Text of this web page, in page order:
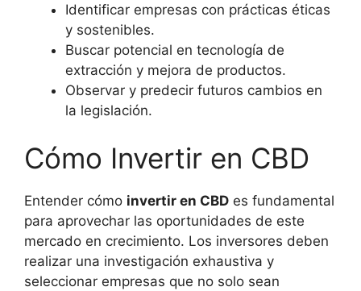
Identificar empresas con prácticas éticas
y sostenibles.
Buscar potencial en tecnología de
extracción y mejora de productos.
Observar y predecir futuros cambios en
la legislación.
Cómo Invertir en CBD
Entender cómo invertir en CBD es fundamental
para aprovechar las oportunidades de este
mercado en crecimiento. Los inversores deben
realizar una investigación exhaustiva y
seleccionar empresas que no solo sean